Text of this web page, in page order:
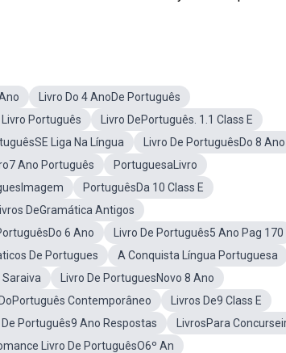
Livro Do 4 AnoDe Português
Português
Livro DePortuguês. 1.1 Class E
Liga Na Língua
Livro De PortuguêsDo 8 Ano
Ano Português
PortuguesaLivro
PortuguêsDa 10 Class E
Livros DeGramática Antigos
6 Ano
Livro De Português5 Ano Pag 170
De Portugues
A Conquista Língua Portuguesa
Saraiva
Livro De PortuguesNovo 8 Ano
Contemporâneo
Livros De9 Class E
De Português9 Ano Respostas
LivrosPara
Livro De PortuguêsO6º An